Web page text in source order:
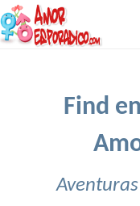
Find